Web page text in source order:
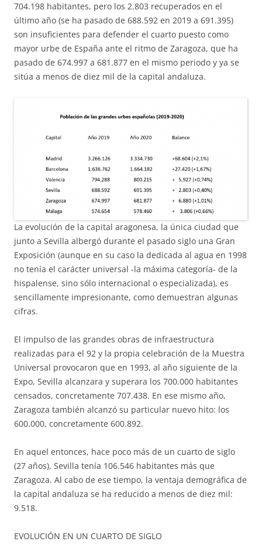
704.198 habitantes, pero los 2.803 recuperados en el
último año (se ha pasado de 688.592 en 2019 a 691.395)
son insuficientes para defender el cuarto puesto como
mayor urbe de España ante el ritmo de Zaragoza, que ha
pasado de 674.997 a 681.877 en el mismo periodo y ya se
sitúa a menos de diez mil de la capital andaluza.
La evolución de la capital aragonesa, la única ciudad que
junto a Sevilla albergó durante el pasado siglo una Gran
Exposición (aunque en su caso la dedicada al agua en 1998
no tenía el carácter universal -la máxima categoría- de la
hispalense, sino sólo internacional o especializada), es
sencillamente impresionante, como demuestran algunas
cifras.
El impulso de las grandes obras de infraestructura
realizadas para el 92 y la propia celebración de la Muestra
Universal provocaron que en 1993, al año siguiente de la
Expo, Sevilla alcanzara y superara los 700.000 habitantes
censados, concretamente 707.438. En ese mismo año,
Zaragoza también alcanzó su particular nuevo hito: los
600.000, concretamente 600.892.
En aquel entonces, hace poco más de un cuarto de siglo
(27 años), Sevilla tenía 106.546 habitantes más que
Zaragoza. Al cabo de ese tiempo, la ventaja demográfica de
la capital andaluza se ha reducido a menos de diez mil:
9.518.
EVOLUCIÓN EN UN CUARTO DE SIGLO